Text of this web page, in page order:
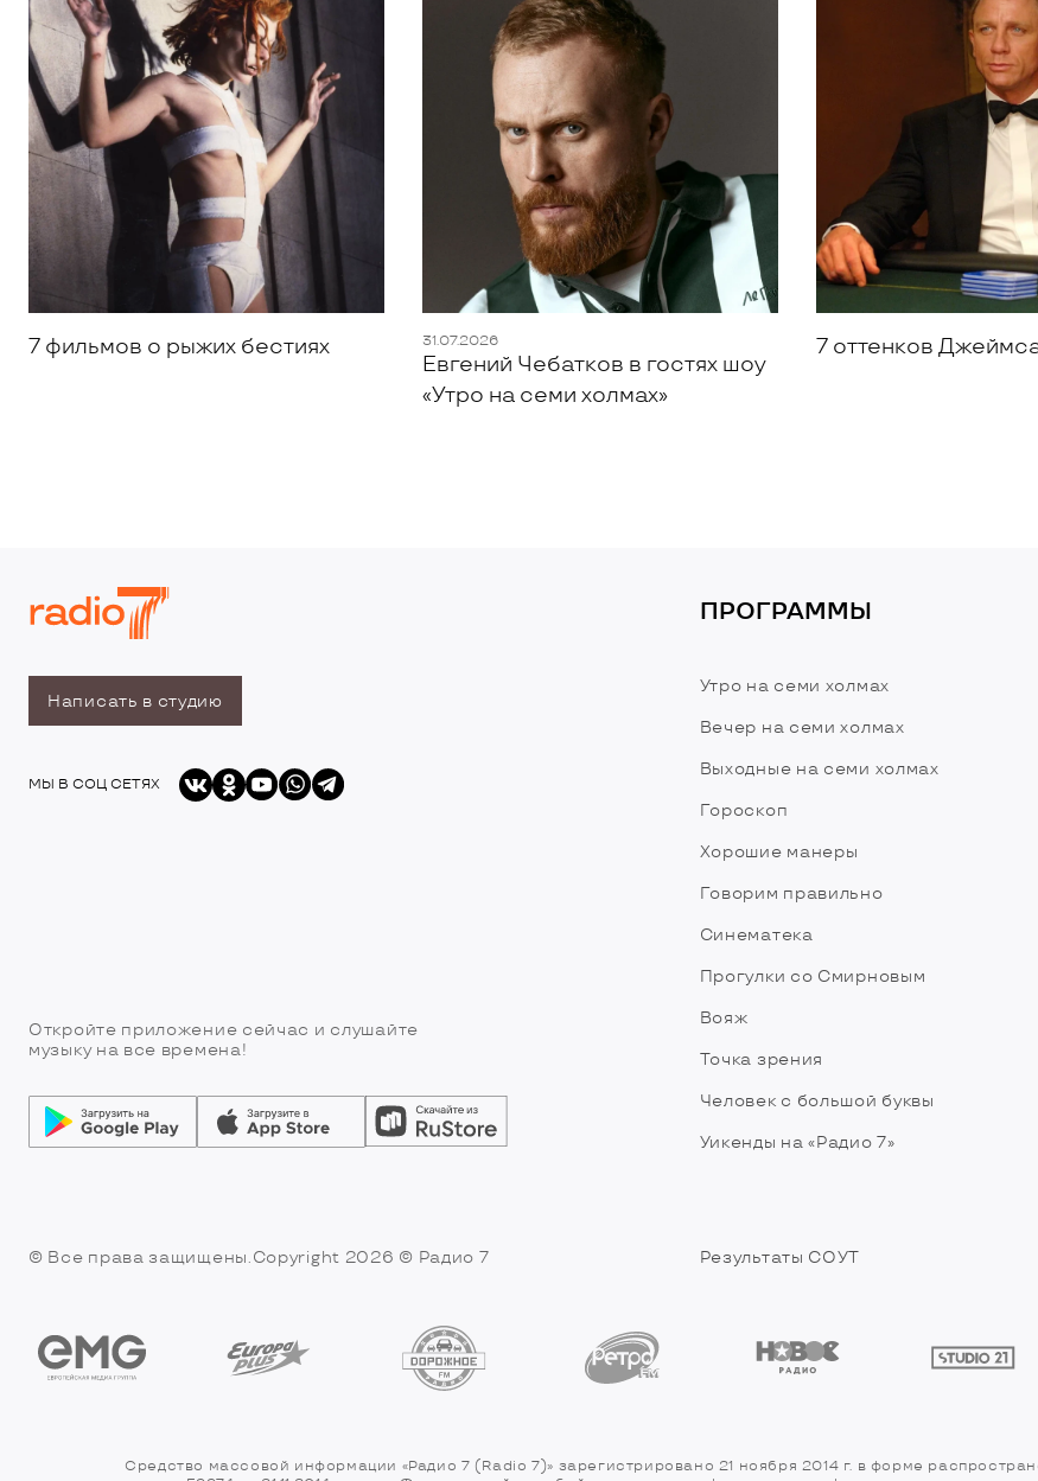
7 фильмов о рыжих бестиях 31.07.2026
Евгений Чебатков в гостях шоу
«Утро на семи холмах»
7 оттенков
ПРОГРАММЫ
Написать в студию
МЫ В СОЦ СЕТЯХ
Откройте приложение сейчас и слушайте
музыку на все времена!
© Все права защищены.Copyright 2026 © Радио 7
Утро на семи холмах
Вечер на семи холмах
Выходные на семи холмах
Гороскоп
Хорошие манеры
Говорим правильно
Синематека
Прогулки со Смирновым
Вояж
Точка зрения
Человек с большой буквы
Уикенды на «Радио 7»
Результаты СОУТ
Средство массовой информации «Радио 7 (Radio 7)» зарегистрировано 21 ноября 2014 г. в форме